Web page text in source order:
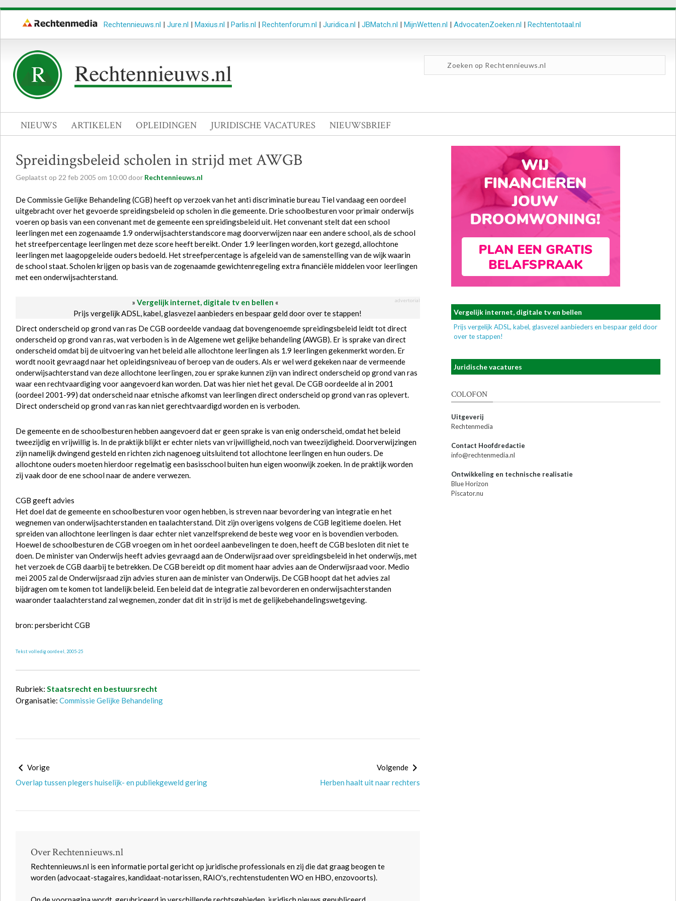
Rechtennieuws.nl | Jure.nl | Maxius.nl | Parlis.nl | Rechtenforum.nl | Juridica.nl | JBMatch.nl | MijnWetten.nl | AdvocatenZoeken.nl | Rechtentotaal.nl
NIEUWS ARTIKELEN OPLEIDINGEN JURIDISCHE VACATURES NIEUWSBRIEF
Spreidingsbeleid scholen in strijd met AWGB
Geplaatst op 22 feb 2005 om 10:00 door Rechtennieuws.nl
De Commissie Gelijke Behandeling (CGB) heeft op verzoek van het anti discriminatie bureau Tiel vandaag een oordeel
uitgebracht over het gevoerde spreidingsbeleid op scholen in die gemeente. Drie schoolbesturen voor primair onderwijs
voeren op basis van een convenant met de gemeente een spreidingsbeleid uit. Het convenant stelt dat een school
leerlingen met een zogenaamde 1.9 onderwijsachterstandscore mag doorverwijzen naar een andere school, als de school
het streefpercentage leerlingen met deze score heeft bereikt. Onder 1.9 leerlingen worden, kort gezegd, allochtone
leerlingen met laagopgeleide ouders bedoeld. Het streefpercentage is afgeleid van de samenstelling van de wijk waarin
de school staat. Scholen krijgen op basis van de zogenaamde gewichtenregeling extra financiële middelen voor leerlingen
met een onderwijsachterstand.
» Vergelijk internet, digitale tv en bellen « advertorial
Prijs vergelijk ADSL, kabel, glasvezel aanbieders en bespaar geld door over te stappen!
Direct onderscheid op grond van ras De CGB oordeelde vandaag dat bovengenoemde spreidingsbeleid leidt tot direct
onderscheid op grond van ras, wat verboden is in de Algemene wet gelijke behandeling (AWGB). Er is sprake van direct
onderscheid omdat bij de uitvoering van het beleid alle allochtone leerlingen als 1.9 leerlingen gekenmerkt worden. Er
wordt nooit gevraagd naar het opleidingsniveau of beroep van de ouders. Als er wel werd gekeken naar de vermeende
onderwijsachterstand van deze allochtone leerlingen, zou er sprake kunnen zijn van indirect onderscheid op grond van ras
waar een rechtvaardiging voor aangevoerd kan worden. Dat was hier niet het geval. De CGB oordeelde al in 2001
(oordeel 2001-99) dat onderscheid naar etnische afkomst van leerlingen direct onderscheid op grond van ras oplevert.
Direct onderscheid op grond van ras kan niet gerechtvaardigd worden en is verboden.
De gemeente en de schoolbesturen hebben aangevoerd dat er geen sprake is van enig onderscheid, omdat het beleid
tweezijdig en vrijwillig is. In de praktijk blijkt er echter niets van vrijwilligheid, noch van tweezijdigheid. Doorverwijzingen
zijn namelijk dwingend gesteld en richten zich nagenoeg uitsluitend tot allochtone leerlingen en hun ouders. De
allochtone ouders moeten hierdoor regelmatig een basisschool buiten hun eigen woonwijk zoeken. In de praktijk worden
zij vaak door de ene school naar de andere verwezen.
CGB geeft advies
Het doel dat de gemeente en schoolbesturen voor ogen hebben, is streven naar bevordering van integratie en het
wegnemen van onderwijsachterstanden en taalachterstand. Dit zijn overigens volgens de CGB legitieme doelen. Het
spreiden van allochtone leerlingen is daar echter niet vanzelfsprekend de beste weg voor en is bovendien verboden.
Hoewel de schoolbesturen de CGB vroegen om in het oordeel aanbevelingen te doen, heeft de CGB besloten dit niet te
doen. De minister van Onderwijs heeft advies gevraagd aan de Onderwijsraad over spreidingsbeleid in het onderwijs, met
het verzoek de CGB daarbij te betrekken. De CGB bereidt op dit moment haar advies aan de Onderwijsraad voor. Medio
mei 2005 zal de Onderwijsraad zijn advies sturen aan de minister van Onderwijs. De CGB hoopt dat het advies zal
bijdragen om te komen tot landelijk beleid. Een beleid dat de integratie zal bevorderen en onderwijsachterstanden
waaronder taalachterstand zal wegnemen, zonder dat dit in strijd is met de gelijkebehandelingswetgeving.
bron: persbericht CGB
Tekst volledig oordeel, 2005-25
Rubriek: Staatsrecht en bestuursrecht
Organisatie: Commissie Gelijke Behandeling
Vorige
Overlap tussen plegers huiselijk- en publiekgeweld gering
Volgende
Herben haalt uit naar rechters
Over Rechtennieuws.nl
Rechtennieuws.nl is een informatie portal gericht op juridische professionals en zij die dat graag beogen te
worden (advocaat-stagaires, kandidaat-notarissen, RAIO's, rechtenstudenten WO en HBO, enzovoorts).
Vergelijk internet, digitale tv en bellen
Prijs vergelijk ADSL, kabel, glasvezel aanbieders en bespaar geld door
over te stappen!
Juridische vacatures
COLOFON
Uitgeverij
Rechtenmedia
Contact Hoofdredactie
info@rechtenmedia.nl
Ontwikkeling en technische realisatie
Blue Horizon
Piscator.nu